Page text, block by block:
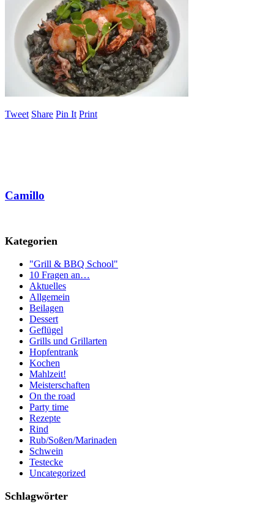
Tweet Share Pin It Print
Camillo
Kategorien
"Grill & BBQ School"
10 Fragen an…
Aktuelles
Allgemein
Beilagen
Dessert
Geflügel
Grills und Grillarten
Hopfentrank
Kochen
Mahlzeit!
Meisterschaften
On the road
Party time
Rezepte
Rind
Rub/Soßen/Marinaden
Schwein
Testecke
Uncategorized
Schlagwörter